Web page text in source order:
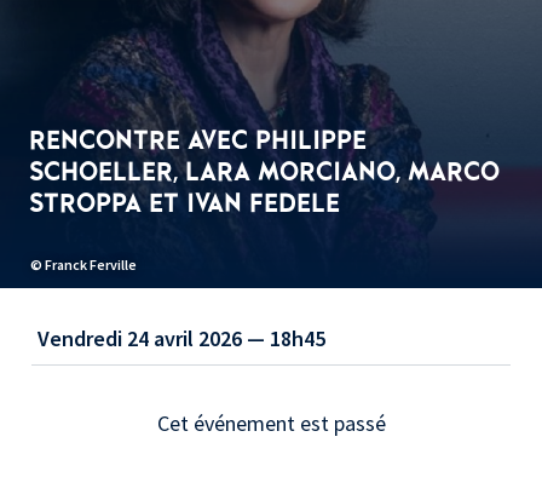
Ivan Fedele © I. F. Press
RENCONTRE AVEC PHILIPPE
SCHOELLER, LARA MORCIANO, MARCO
STROPPA ET IVAN FEDELE
Vendredi 24 avril 2026 — 18h45
Cet événement est passé